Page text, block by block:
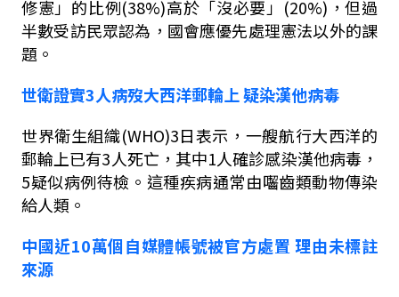
修憲」的比例(38%)高於「沒必要」 (20%) ，但過
半數受訪民眾認為，國會應優先處理憲法以外的課
題。
世衛證實3人病歿大西洋郵輪上疑染漢他病毒
世界衛生組織(WHO)3日表示，一艘航行大西洋的
郵輪上已有3人死亡，其中1人確診感染漢他病毒，
5疑似病例待檢。這種疾病通常由囓齒類動物傳染
給人類。
中國近10萬個自媒體帳號被官方處置 理由未標註
來源